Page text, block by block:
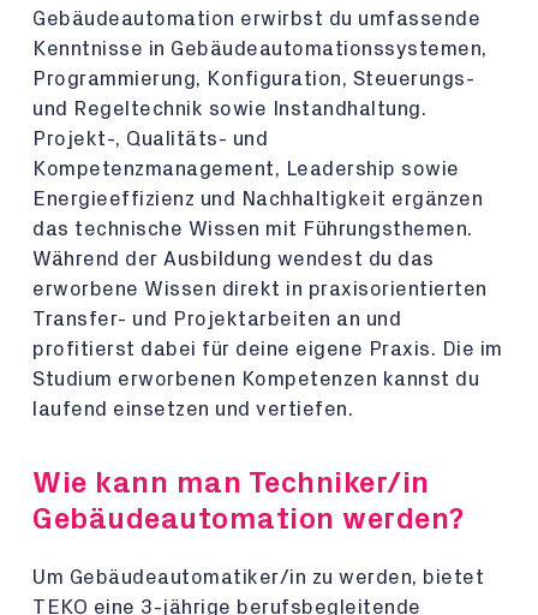
Gebäudeautomation erwirbst du umfassende
Kenntnisse in Gebäudeautomationssystemen,
Programmierung, Konfiguration, Steuerungs-
und Regeltechnik sowie Instandhaltung.
Projekt-, Qualitäts- und
Kompetenzmanagement, Leadership sowie
Energieeffizienz und Nachhaltigkeit ergänzen
das technische Wissen mit Führungsthemen.
Während der Ausbildung wendest du das
erworbene Wissen direkt in praxisorientierten
Transfer- und Projektarbeiten an und
profitierst dabei für deine eigene Praxis. Die im
Studium erworbenen Kompetenzen kannst du
laufend einsetzen und vertiefen.
Wie kann man Techniker/in
Gebäudeautomation werden?
Um Gebäudeautomatiker/in zu werden, bietet
TEKO eine 3-jährige berufsbegleitende